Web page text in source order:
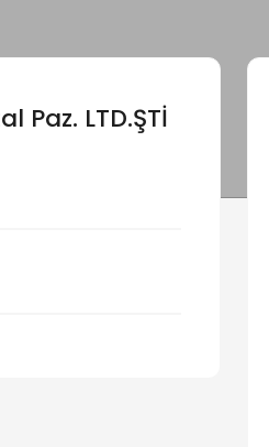
Paz. LTD.ŞTİ